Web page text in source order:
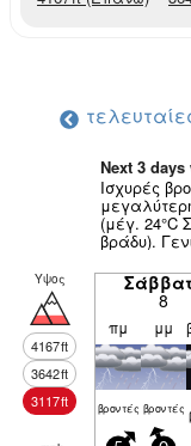
Next 3
Ισχυρές
(μέγ. 24°C
βράδυ).
Υψος
4167ft
3642ft
3117ft
8
πμ μμ
βρον­τές βρον­τές